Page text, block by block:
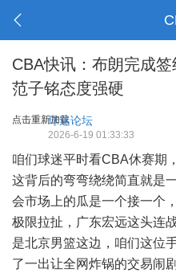
CBA快讯：布朗完成
范子铭态度强硬
点击重新加载球迷论坛
2026-6-19 01:33:33
咱们球迷平时看CBA休赛期
这背后的弯弯绕绕简直就是
会市场上的瓜是一个接一个
极限拉扯，广东宏远这头连
是北京男篮这边，咱们这位
了一出让全网炸锅的交易闹